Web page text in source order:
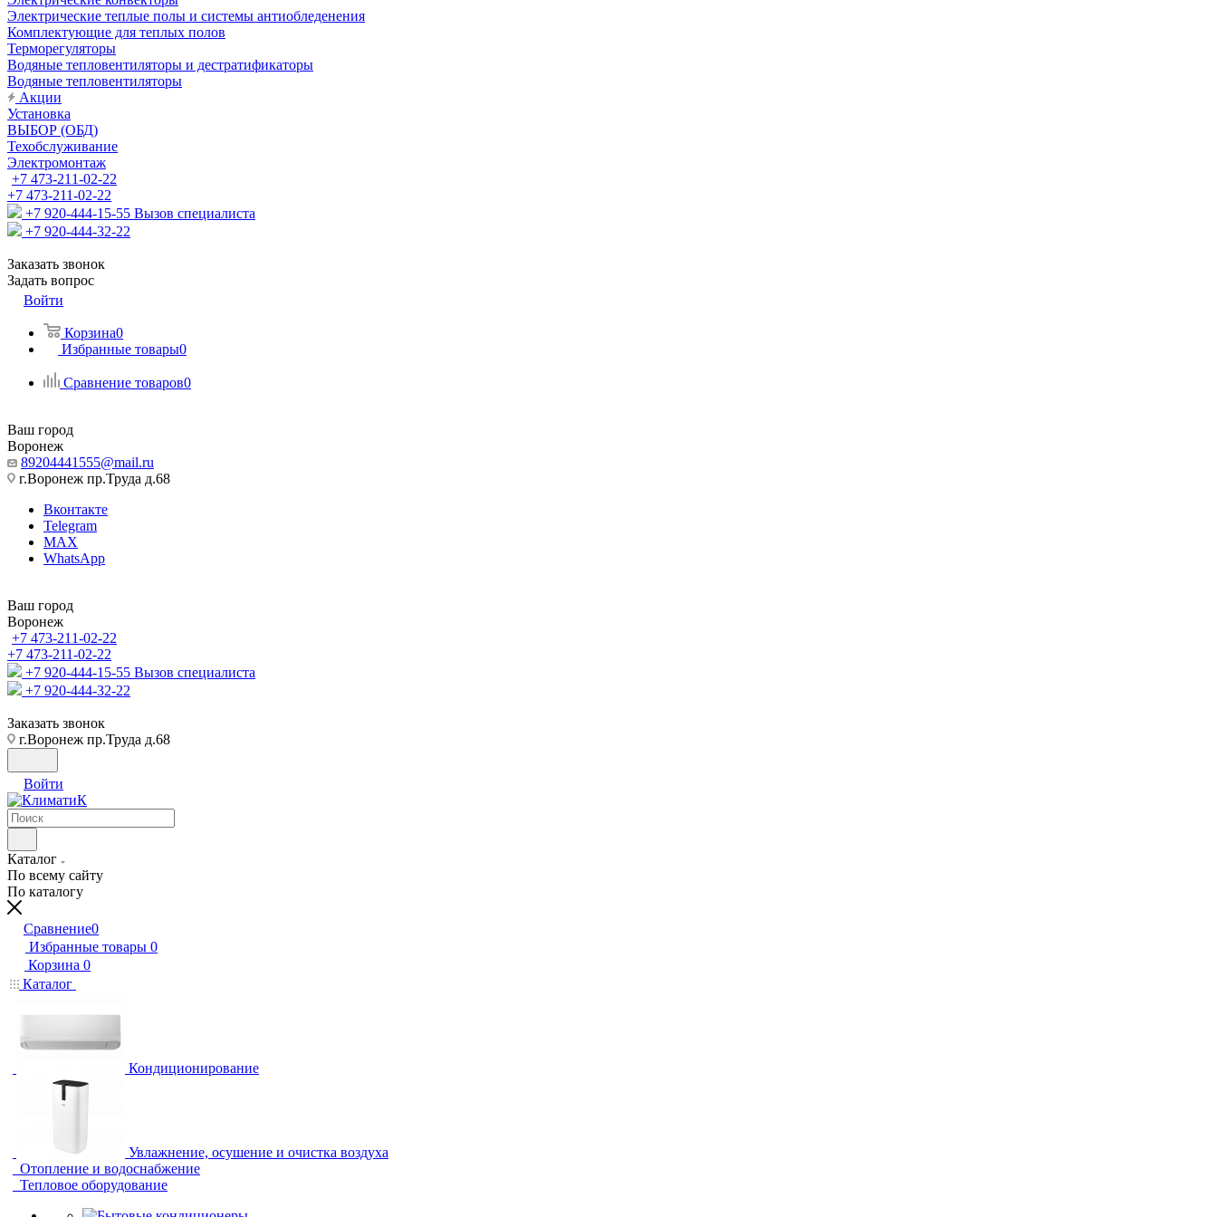
Электрические теплые полы и системы антиобледенения
Комплектующие для теплых полов
Терморегуляторы
Водяные тепловентиляторы и дестратификаторы
Водяные тепловентиляторы
Акции
Установка
ВЫБОР (ОБД)
Техобслуживание
Электромонтаж
+7 473-211-02-22
+7 473-211-02-22
+7 920-444-15-55 Вызов специалиста
+7 920-444-32-22
Заказать звонок
Задать вопрос
Войти
Корзина0
Избранные товары0
Сравнение товаров0
Ваш город
Воронеж
89204441555@mail.ru
г.Воронеж пр.Труда д.68
Вконтакте
Telegram
MAX
WhatsApp
Ваш город
Воронеж
+7 473-211-02-22
+7 473-211-02-22
+7 920-444-15-55 Вызов специалиста
+7 920-444-32-22
Заказать звонок
г.Воронеж пр.Труда д.68
Войти
Каталог
По всему сайту
По каталогу
Сравнение0
Избранные товары 0
Корзина 0
Каталог
Кондиционирование
Увлажнение, осушение и очистка воздуха
Отопление и водоснабжение
Тепловое оборудование